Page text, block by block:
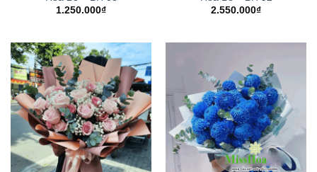
1.250.000₫
2.550.000₫